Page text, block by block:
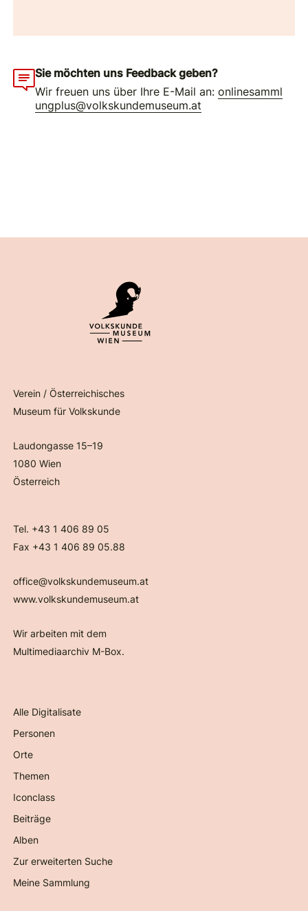
Sie möchten uns Feedback geben?
Wir freuen uns über Ihre E-Mail an:onlinesamml
ungplus@volkskundemuseum.at
Verein / Österreichisches
Museum für Volkskunde
Laudongasse 15–19
1080 Wien
Österreich
Tel. +43 1 406 89 05
Fax +43 1 406 89 05.88
office@volkskundemuseum.at
www.volkskundemuseum.at
Wir arbeiten mit dem
Multimediaarchiv M-Box.
Alle Digitalisate
Personen
Orte
Themen
Iconclass
Beiträge
Alben
Zur erweiterten Suche
Meine Sammlung